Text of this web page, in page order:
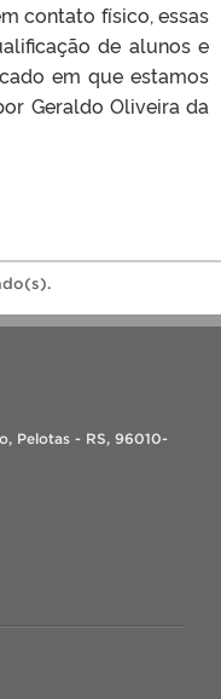
contato físico, essas
de alunos e
em que estamos
Geraldo Oliveira da
Pelotas - RS, 96010-